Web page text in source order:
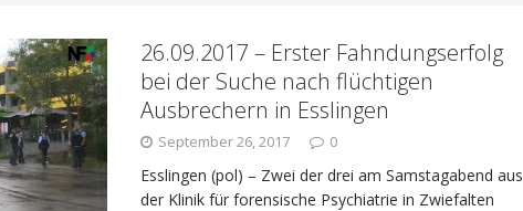
POL-RT: Widerstand geleistet POLIZEIBERICHTE
POL-RT: Mutmaßlicher Rauschgiftdealer in Haft
26.09.2017 – Erster Fahndungserfolg
bei der Suche nach flüchtigen
Ausbrechern in Esslingen
September 26, 2017 0
Esslingen (pol) – Zwei der drei am Samstagabend aus
der Klinik für forensische Psychiatrie in Zwiefalten